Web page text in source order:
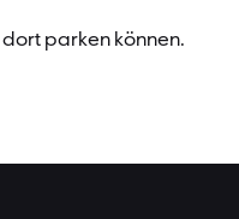
dort parken können.